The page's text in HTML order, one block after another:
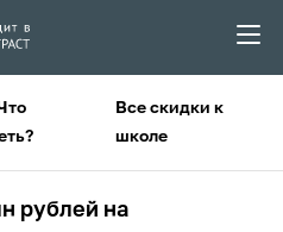
Все скидки к
школе
рублей на